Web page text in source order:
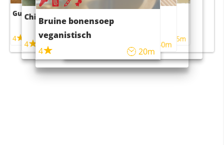
Guacamole
4
Chili con carne
4
Bruine bonensoep
veganistisch
4
20m
Sushi rijstsalade
maaltijdsalade
40m
4 55m